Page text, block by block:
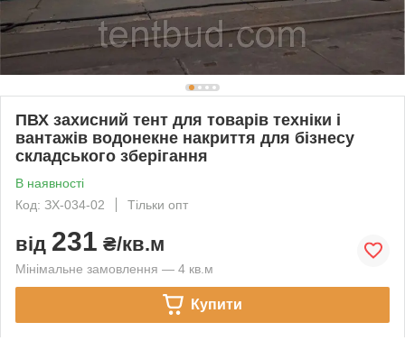
ПВХ захисний тент для товарів техніки і
вантажів водонекне накриття для бізнесу
складського зберігання
В наявності
Код: ЗХ-034-02
Тільки опт
від 231 ₴/кв.м
Мінімальне замовлення — 4 кв.м
Купити